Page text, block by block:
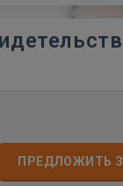
ПРЕДЛОЖИТЬ